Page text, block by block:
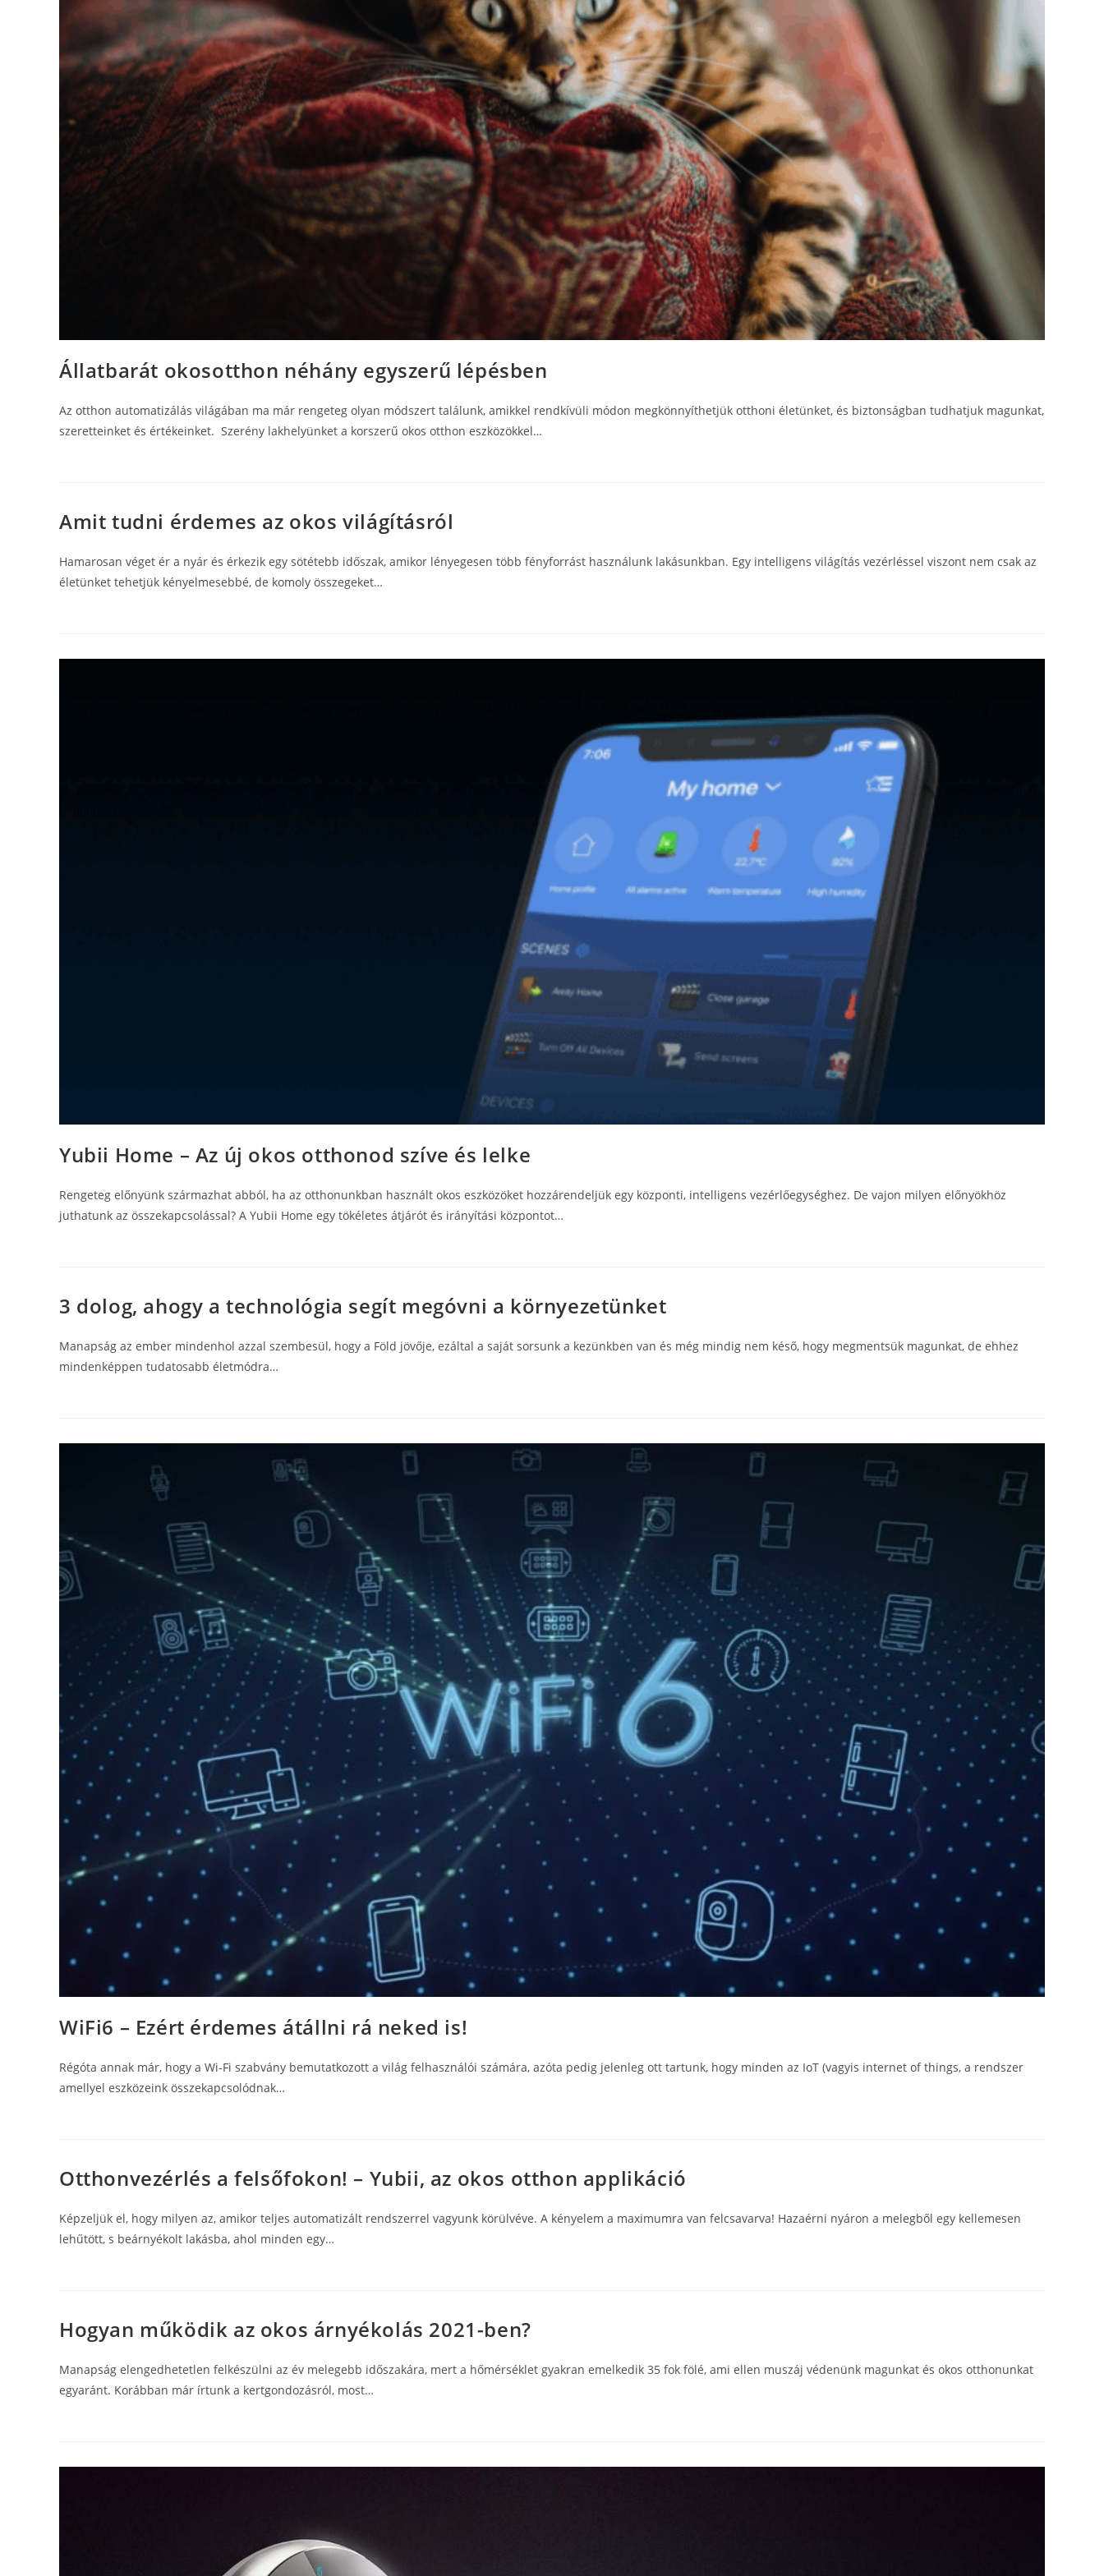
Állatbarát okosotthon néhány egyszerű lépésben
Az otthon automatizálás világában ma már rengeteg olyan módszert találunk, amikkel rendkívüli módon megkönnyíthetjük otthoni életünket, és biztonságban tudhatjuk magunkat,
szeretteinket és értékeinket. Szerény lakhelyünket a korszerű okos otthon eszközökkel…
Amit tudni érdemes az okos világításról
Hamarosan véget ér a nyár és érkezik egy sötétebb időszak, amikor lényegesen több fényforrást használunk lakásunkban. Egy intelligens világítás vezérléssel viszont nem csak az
életünket tehetjük kényelmesebbé, de komoly összegeket…
Yubii Home – Az új okos otthonod szíve és lelke
Rengeteg előnyünk származhat abból, ha az otthonunkban használt okos eszközöket hozzárendeljük egy központi, intelligens vezérlőegységhez. De vajon milyen előnyökhöz
juthatunk az összekapcsolással? A Yubii Home egy tökéletes átjárót és irányítási központot…
3 dolog, ahogy a technológia segít megóvni a környezetünket
Manapság az ember mindenhol azzal szembesül, hogy a Föld jövője, ezáltal a saját sorsunk a kezünkben van és még mindig nem késő, hogy megmentsük magunkat, de ehhez
mindenképpen tudatosabb életmódra…
WiFi6 – Ezért érdemes átállni rá neked is!
Régóta annak már, hogy a Wi-Fi szabvány bemutatkozott a világ felhasználói számára, azóta pedig jelenleg ott tartunk, hogy minden az IoT (vagyis internet of things, a rendszer
amellyel eszközeink összekapcsolódnak…
Otthonvezérlés a felsőfokon! – Yubii, az okos otthon applikáció
Képzeljük el, hogy milyen az, amikor teljes automatizált rendszerrel vagyunk körülvéve. A kényelem a maximumra van felcsavarva! Hazaérni nyáron a melegből egy kellemesen
lehűtött, s beárnyékolt lakásba, ahol minden egy…
Hogyan működik az okos árnyékolás 2021-ben?
Manapság elengedhetetlen felkészülni az év melegebb időszakára, mert a hőmérséklet gyakran emelkedik 35 fok fölé, ami ellen muszáj védenünk magunkat és okos otthonunkat
egyaránt. Korábban már írtunk a kertgondozásról, most…